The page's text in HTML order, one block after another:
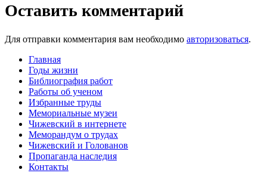
Оставить комментарий
Для отправки комментария вам необходимо авторизоваться.
Главная
Годы жизни
Библиография работ
Работы об ученом
Избранные труды
Мемориальные музеи
Чижевский в интернете
Меморандум о трудах
Чижевский и Голованов
Пропаганда наследия
Контакты